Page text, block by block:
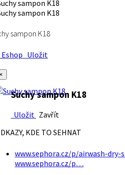
sampon K18
Uložit
Suchy sampon K18
Uložit Zavřít
KDE TO SEHNAT
www.sephora.cz/p/airwash-
www.sephora.cz/p…